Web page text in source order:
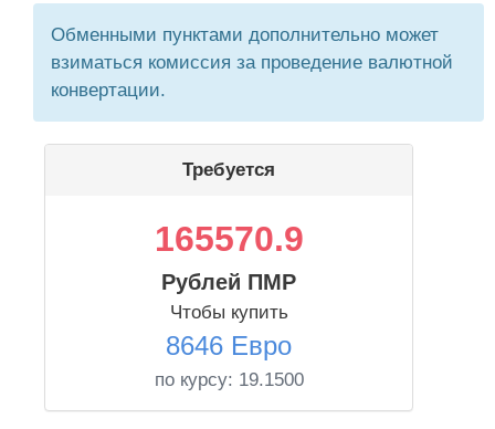
Обменными пунктами дополнительно может
взиматься комиссия за проведение валютной
конвертации.
Требуется
165570.9
Рублей ПМР
Чтобы купить
8646 Евро
по курсу: 19.1500